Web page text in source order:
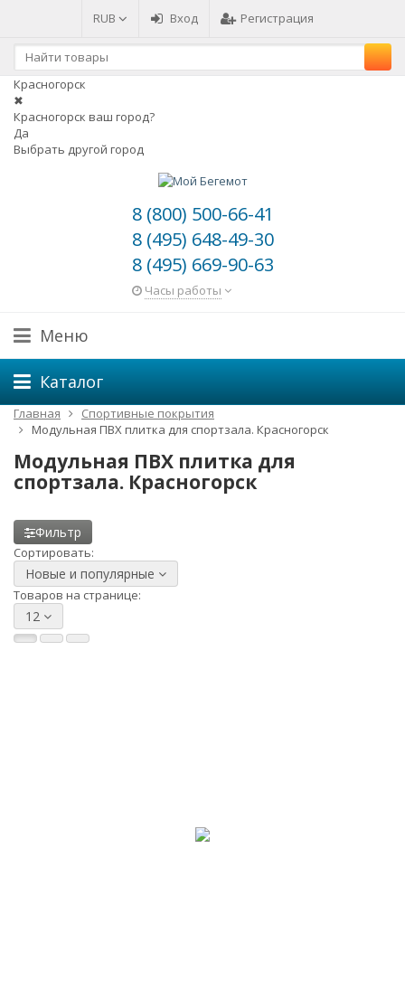
RUB Вход Регистрация
Красногорск
✖
Красногорск ваш город?
Да
Выбрать другой город
8 (800) 500-66-41
8 (495) 648-49-30
8 (495) 669-90-63
Часы работы
Меню
Каталог
Главная
Спортивные покрытия
Модульная ПВХ плитка для спортзала. Красногорск
Модульная ПВХ плитка для
спортзала. Красногорск
Фильтр
Сортировать:
Новые и популярные
Товаров на странице:
12